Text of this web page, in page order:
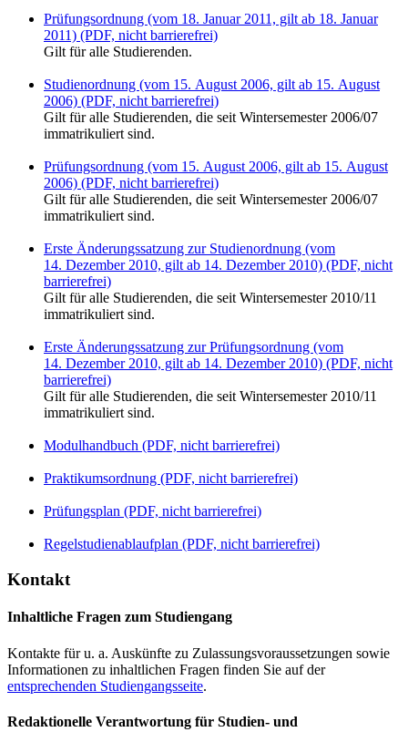
Prüfungsordnung (vom 18. Januar 2011, gilt ab 18. Januar
2011) (PDF, nicht barrierefrei)
Gilt für alle Studierenden.
Studienordnung (vom 15. August 2006, gilt ab 15. August
2006) (PDF, nicht barrierefrei)
Gilt für alle Studierenden, die seit Wintersemester 2006/07
immatrikuliert sind.
Prüfungsordnung (vom 15. August 2006, gilt ab 15. August
2006) (PDF, nicht barrierefrei)
Gilt für alle Studierenden, die seit Wintersemester 2006/07
immatrikuliert sind.
Erste Änderungssatzung zur Studienordnung (vom
14. Dezember 2010, gilt ab 14. Dezember 2010) (PDF, nicht
barrierefrei)
Gilt für alle Studierenden, die seit Wintersemester 2010/11
immatrikuliert sind.
Erste Änderungssatzung zur Prüfungsordnung (vom
14. Dezember 2010, gilt ab 14. Dezember 2010) (PDF, nicht
barrierefrei)
Gilt für alle Studierenden, die seit Wintersemester 2010/11
immatrikuliert sind.
Modulhandbuch (PDF, nicht barrierefrei)
Praktikumsordnung (PDF, nicht barrierefrei)
Prüfungsplan (PDF, nicht barrierefrei)
Regelstudienablaufplan (PDF, nicht barrierefrei)
Kontakt
Inhaltliche Fragen zum Studiengang
Kontakte für u. a. Auskünfte zu Zulassungsvoraussetzungen sowie
Informationen zu inhaltlichen Fragen finden Sie auf der
entsprechenden Studiengangsseite.
Redaktionelle Verantwortung für Studien- und